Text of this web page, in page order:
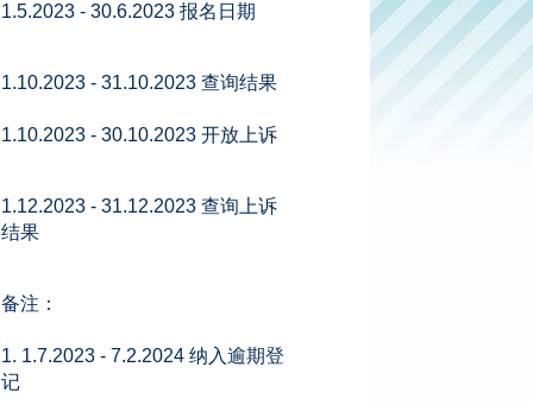
1.5.2023 - 30.6.2023 报名日期
1.10.2023 - 31.10.2023 查询结果
1.10.2023 - 30.10.2023 开放上诉
1.12.2023 - 31.12.2023 查询上诉
结果
备注：
1. 1.7.2023 - 7.2.2024 纳入逾期登
记